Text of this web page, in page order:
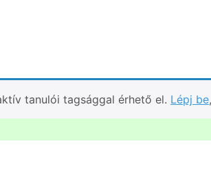
tanulói tagsággal érhető el. Lépj be